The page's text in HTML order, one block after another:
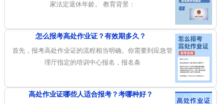
家法定退休年龄。 教育背景：
怎么报考高处作业证？有效期多久？
首先，报考高处作业证的流程相当明确。你需要到应急管
理厅指定的培训中心报名，报名条
高处作业证哪些人适合报考？考哪种好？